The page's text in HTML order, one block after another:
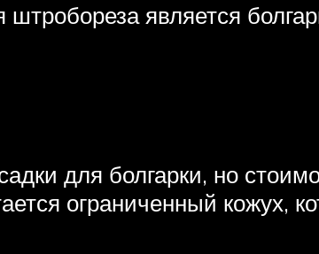
является
для болгарки, но
ограниченный кожух,